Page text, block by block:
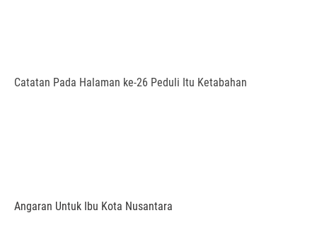
Catatan Pada Halaman ke-26 Peduli Itu Ketabahan
Angaran Untuk Ibu Kota Nusantara